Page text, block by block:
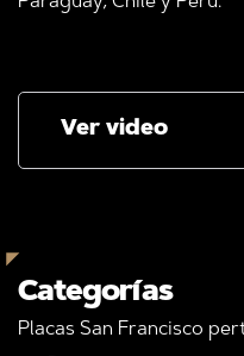
Ver video
Categorías
Placas San Francisco